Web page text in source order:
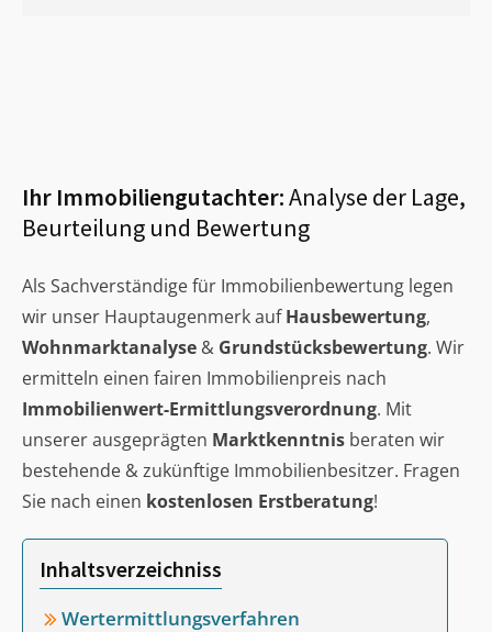
Ihr Immobiliengutachter:Analyse der Lage,
Beurteilung und Bewertung
Als Sachverständige für Immobilienbewertung legen
wir unser Hauptaugenmerk aufHausbewertung,
Wohnmarktanalyse & Grundstücksbewertung. Wir
ermitteln einen fairen Immobilienpreis nach
Immobilienwert-Ermittlungsverordnung. Mit
unserer ausgeprägten Marktkenntnis beraten wir
bestehende & zukünftige Immobilienbesitzer. Fragen
Sie nach einen kostenlosen Erstberatung!
Inhaltsverzeichniss
Wertermittlungsverfahren